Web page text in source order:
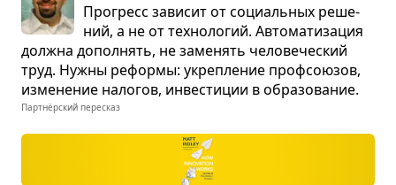
Про­гресс зави­сит от соци­аль­ных реше­
ний, а не от тех­но­ло­гий. Авто­ма­ти­за­ция
должна допол­нять, не заме­нять чело­ве­че­ский
труд. Нужны реформы: укреп­ле­ние проф­со­ю­зов,
изме­не­ние нало­гов, инве­сти­ции в обра­зо­ва­ние.
Партнёрский пересказ